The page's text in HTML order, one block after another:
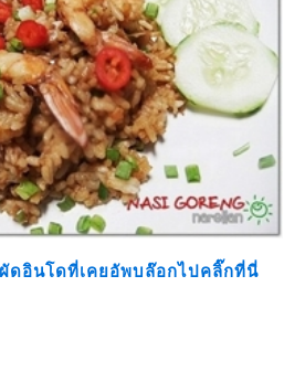
ผัดอินโดที่เคยอัพบล๊อกไปคลิ๊กที่นี่